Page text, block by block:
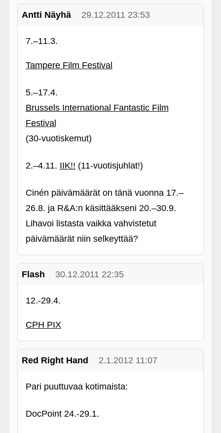
Antti Näyhä 29.12.2011 23:53
7.–11.3.
Tampere Film Festival
5.–17.4.
Brussels International Fantastic Film
Festival
(30-vuotiskemut)
2.–4.11. IIK!! (11-vuotisjuhlat!)
Cinén päivämäärät on tänä vuonna 17.–
26.8. ja R&A:n käsittääkseni 20.–30.9.
Lihavoi listasta vaikka vahvistetut
päivämäärät niin selkeyttää?
Flash 30.12.2011 22:35
12.-29.4.
CPH PIX
Red Right Hand 2.1.2012 11:07
Pari puuttuvaa kotimaista:
DocPoint 24.-29.1.